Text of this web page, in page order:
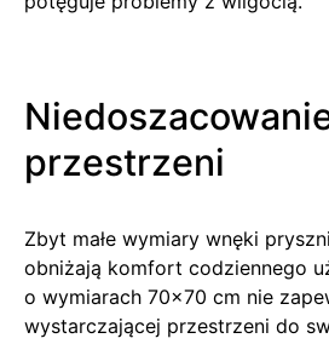
przestrzeni
Zbyt małe wymiary wnęki
obniżają komfort codziennego
o wymiarach 70×70 cm nie
wystarczającej przestrzeni do